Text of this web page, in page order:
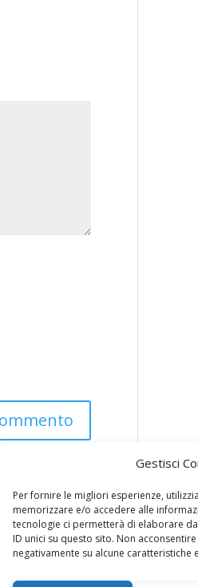
Gestisci
Per fornire le migliori esperienze,
memorizzare e/o accedere alle
tecnologie ci permetterà di elaborare
ID unici su questo sito. Non
negativamente su alcune caratteristiche